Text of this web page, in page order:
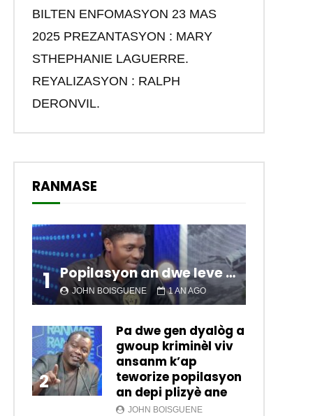
BILTEN ENFOMASYON 23 MAS
2025 PREZANTASYON : MARY
STHEPHANIE LAGUERRE.
REYALIZASYON : RALPH
DERONVIL.
RANMASE
1 Popilasyon an dwe leve kanpe pou chanje sitiyasyon kawotik l’ap viv nan peyi a.
JOHN BOISGUENE 1 AN AGO
2
Pa dwe gen dyalòg a
gwoup kriminèl viv
ansanm k’ap
teworize popilasyon
an depi plizyè ane
JOHN BOISGUENE